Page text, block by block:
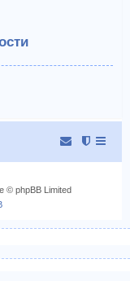
© phpBB Limited